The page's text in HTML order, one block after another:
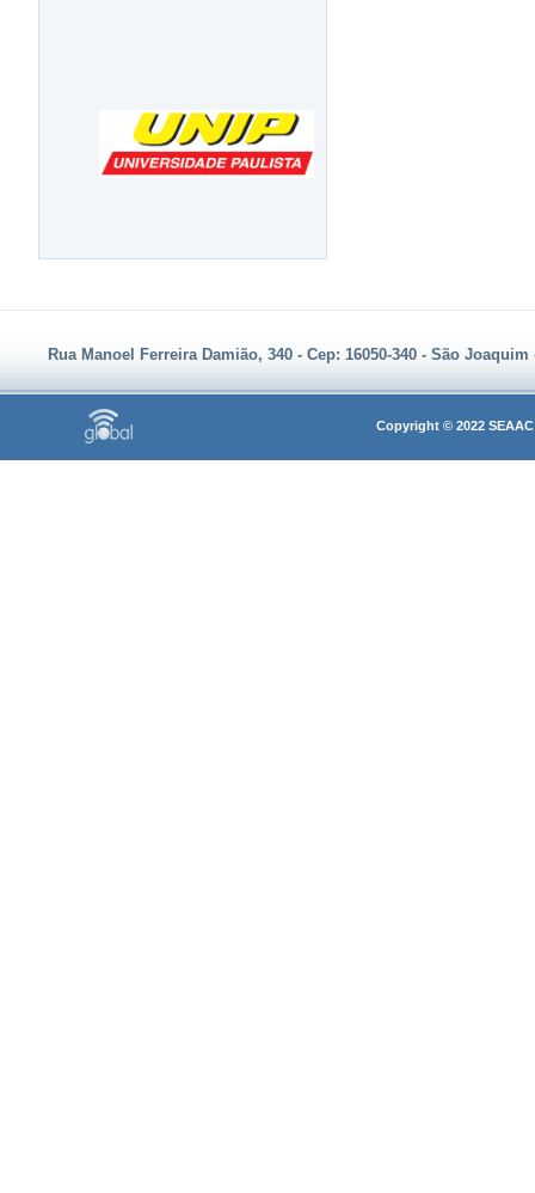
Rua Manoel Ferreira Damião, 340 - Cep: 16050-340 - São
Copyright © 2022